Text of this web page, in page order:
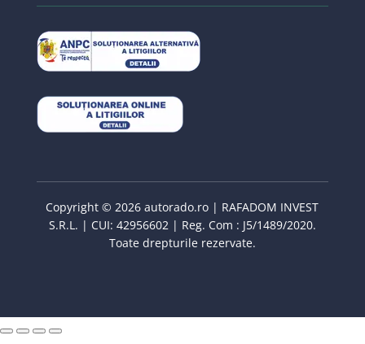
Copyright © 2026 autorado.ro | RAFADOM INVEST
S.R.L. | CUI: 42956602 | Reg. Com : J5/1489/2020.
Toate drepturile rezervate.